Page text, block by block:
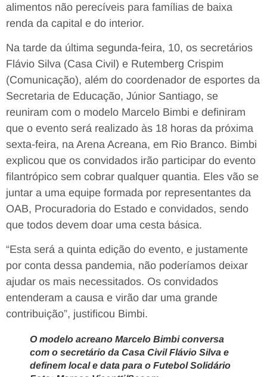
alimentos não perecíveis para famílias de baixa
renda da capital e do interior.
Na tarde da última segunda-feira, 10, os secretários
Flávio Silva (Casa Civil) e Rutemberg Crispim
(Comunicação), além do coordenador de esportes da
Secretaria de Educação, Júnior Santiago, se
reuniram com o modelo Marcelo Bimbi e definiram
que o evento será realizado às 18 horas da próxima
sexta-feira, na Arena Acreana, em Rio Branco. Bimbi
explicou que os convidados irão participar do evento
filantrópico sem cobrar qualquer quantia. Eles vão se
juntar a uma equipe formada por representantes da
OAB, Procuradoria do Estado e convidados, sendo
que todos devem doar uma cesta básica.
“Esta será a quinta edição do evento, e justamente
por conta dessa pandemia, não poderíamos deixar
ajudar os mais necessitados. Os convidados
entenderam a causa e virão dar uma grande
contribuição”, justificou Bimbi.
O modelo acreano Marcelo Bimbi conversa
com o secretário da Casa Civil Flávio Silva e
definem local e data para o Futebol Solidário